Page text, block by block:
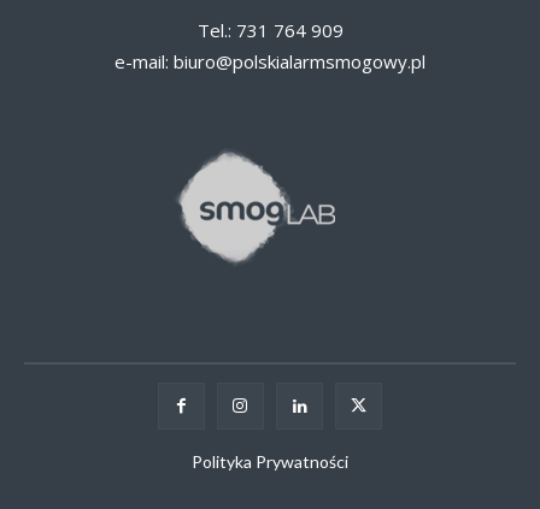
Tel.: 731 764 909
e-mail: biuro@polskialarmsmogowy.pl
Polityka Prywatności